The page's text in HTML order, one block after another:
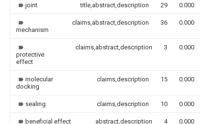
joint title,abstract,description 29 0.000
mechanism
claims,abstract,description 36 0.000
protective
effect
claims,abstract,description 3 0.000
molecular
docking
claims,description 15 0.000
sealing claims,description 10 0.000
beneficial effect abstract,description 4 0.000